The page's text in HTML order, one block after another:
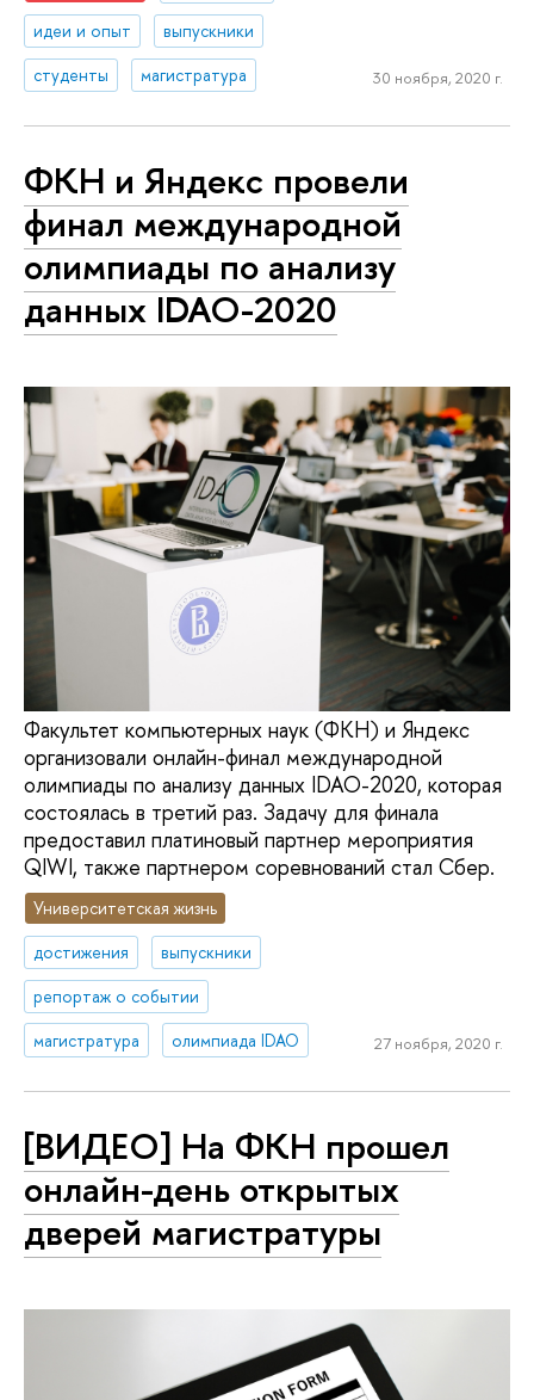
идеи и опыт
выпускники
студенты
магистратура 30 ноября, 2020 г.
ФКН и Яндекс провели
финал международной
олимпиады по анализу
данных IDAO-2020
Факультет компьютерных наук (ФКН) и Яндекс
организовали онлайн-финал международной
олимпиады по анализу данных IDAO-2020, которая
состоялась в третий раз. Задачу для финала
предоставил платиновый партнер мероприятия
QIWI, также партнером соревнований стал Сбер.
Университетская жизнь
достижения
выпускники
репортаж о событии
магистратура
олимпиада IDAO 27 ноября, 2020 г.
[ВИДЕО] На ФКН прошел
онлайн-день открытых
дверей магистратуры